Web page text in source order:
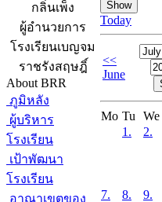
กลิ่นเพ็ง
ผู้อำนวยการ
โรงเรียนเบญจม
ราชรังสฤษฎิ์
About BRR
ภูมิหลัง
ผู้บริหาร
โรงเรียน
เป้าพัฒนา
โรงเรียน
อาณาเขตของ
Today
<<
June
Mo Tu We
1.
2.
7. 8. 9.